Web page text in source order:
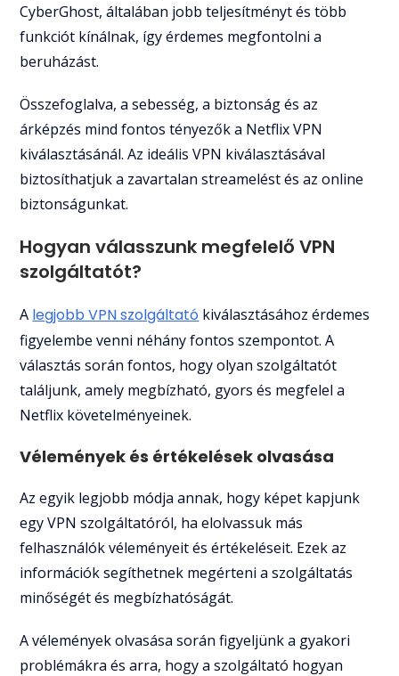
CyberGhost, általában jobb teljesítményt és több
funkciót kínálnak, így érdemes megfontolni a
beruházást.
Összefoglalva, a sebesség, a biztonság és az
árképzés mind fontos tényezők a Netflix VPN
kiválasztásánál. Az ideális VPN kiválasztásával
biztosíthatjuk a zavartalan streamelést és az online
biztonságunkat.
Hogyan válasszunk megfelelő VPN
szolgáltatót?
A legjobb VPN szolgáltató kiválasztásához érdemes
figyelembe venni néhány fontos szempontot. A
választás során fontos, hogy olyan szolgáltatót
találjunk, amely megbízható, gyors és megfelel a
Netflix követelményeinek.
Vélemények és értékelések olvasása
Az egyik legjobb módja annak, hogy képet kapjunk
egy VPN szolgáltatóról, ha elolvassuk más
felhasználók véleményeit és értékeléseit. Ezek az
információk segíthetnek megérteni a szolgáltatás
minőségét és megbízhatóságát.
A vélemények olvasása során figyeljünk a gyakori
problémákra és arra, hogy a szolgáltató hogyan